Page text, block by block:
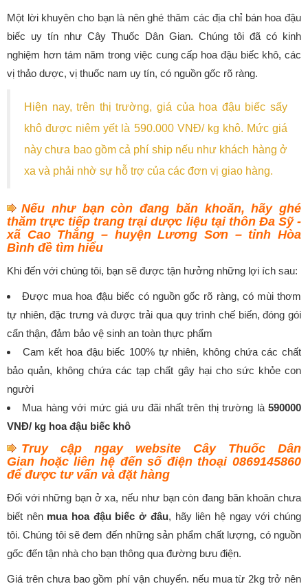
Một lời khuyên cho bạn là nên ghé thăm các địa chỉ bán hoa đậu
biếc uy tín như Cây Thuốc Dân Gian. Chúng tôi đã có kinh
nghiệm hơn tám năm trong việc cung cấp hoa đậu biếc khô, các
vị thảo dược, vị thuốc nam uy tín, có nguồn gốc rõ ràng.
Hiện nay, trên thị trường, giá của hoa đậu biếc sấy
khô được niêm yết là 590.000 VNĐ/ kg khô. Mức giá
này chưa bao gồm cả phí ship nếu như khách hàng ở
xa và phải nhờ sự hỗ trợ của các đơn vị giao hàng.
Nếu như bạn còn đang băn khoăn, hãy ghé
thăm trực tiếp trang trại dược liệu tại thôn Đa Sỹ -
xã Cao Thắng – huyện Lương Sơn – tỉnh Hòa
Bình đề tìm hiểu
Khi đến với chúng tôi, bạn sẽ được tận hưởng những lợi ích sau:
Được mua hoa đậu biếc có nguồn gốc rõ ràng, có mùi thơm
tự nhiên, đặc trưng và được trải qua quy trình chế biến, đóng gói
cẩn thận, đảm bảo vệ sinh an toàn thực phẩm
Cam kết hoa đậu biếc 100% tự nhiên, không chứa các chất
bảo quản, không chứa các tạp chất gây hại cho sức khỏe con
người
Mua hàng với mức giá ưu đãi nhất trên thị trường là590000
VNĐ/ kg hoa đậu biếc khô
Truy cập ngay website Cây Thuốc Dân
Gian hoặc liên hệ đến số điện thoại 0869145860
để được tư vấn và đặt hàng
Đối với những bạn ở xa, nếu như bạn còn đang băn khoăn chưa
biết nên mua hoa đậu biếc ở đâu, hãy liên hệ ngay với chúng
tôi. Chúng tôi sẽ đem đến những sản phẩm chất lượng, có nguồn
gốc đến tận nhà cho bạn thông qua đường bưu điện.
Giá trên chưa bao gồm phí vận chuyển. nếu mua từ 2kg trở nên